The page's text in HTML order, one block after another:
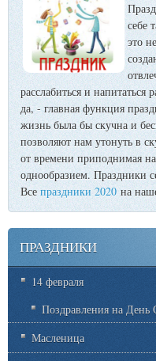
себе
это
расслабиться и
да, - главная функция
жизнь была бы скучна и
позволяют нам утонуть в
от времени приподнимая
однообразием. Праздники
Все праздники 2020 на
ПРАЗДНИКИ
14 февраля
Поздравления на День
Масленица